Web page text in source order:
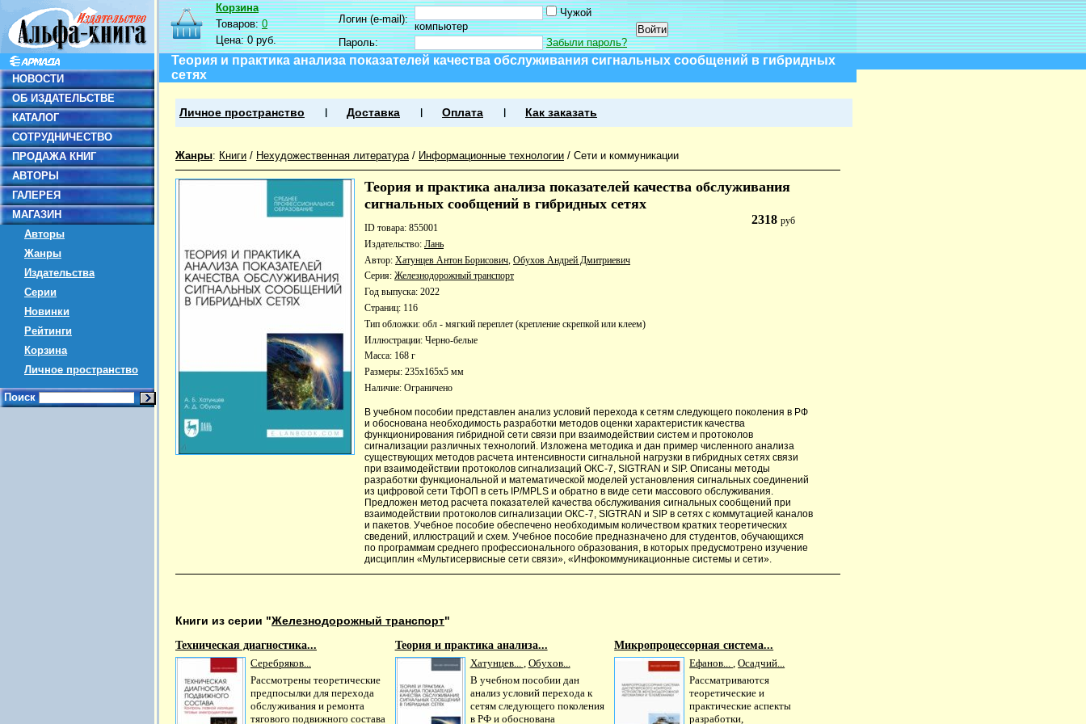
НОВОСТИ
ОБ ИЗДАТЕЛЬСТВЕ
КАТАЛОГ
СОТРУДНИЧЕСТВО
ПРОДАЖА КНИГ
АВТОРЫ
ГАЛЕРЕЯ
МАГАЗИН
Авторы
Жанры
Издательства
Серии
Новинки
Рейтинги
Корзина
Личное пространство
Поиск
Корзина
Товаров:0
Цена:0 руб.
Логин (e-mail):
Чужой
компьютер
Пароль:
Забыли пароль?
Теория и практика анализа показателей качества обслуживания сигнальных сообщений в гибридных
сетях
Личное пространство Доставка Оплата Как заказать
Жанры: Книги / Нехудожественная литература/ Информационные технологии / Сети и коммуникации
Теория и практика анализа показателей качества обслуживания
сигнальных сообщений в гибридных сетях
2318руб
ID товара: 855001
Издательство: Лань
Автор: Хатунцев Антон Борисович Обухов Андрей Дмитриевич
Серия: Железнодорожный транспорт
Год выпуска: 2022
Страниц: 116
Тип обложки: обл - мягкий переплет (крепление скрепкой или клеем)
Иллюстрации: Черно-белые
Масса: 168 г
Размеры: 235x165x5 мм
Наличие: Ограничено
В учебном пособии представлен анализ условий перехода к сетям следующего поколения в РФ
и обоснована необходимость разработки методов оценки характеристик качества
функционирования гибридной сети связи при взаимодействии систем и протоколов
сигнализации различных технологий. Изложена методика и дан пример численного анализа
существующих методов расчета интенсивности сигнальной нагрузки в гибридных сетях связи
при взаимодействии протоколов сигнализаций ОКС-7, SIGTRAN и SIP. Описаны методы
разработки функциональной и математической моделей установления сигнальных соединений
из цифровой сети ТфОП в сеть IP/MPLS и обратно в виде сети массового обслуживания.
Предложен метод расчета показателей качества обслуживания сигнальных сообщений при
взаимодействии протоколов сигнализации ОКС-7, SIGTRAN и SIP в сетях с коммутацией каналов
и пакетов. Учебное пособие обеспечено необходимым количеством кратких теоретических
сведений, иллюстраций и схем. Учебное пособие предназначено для студентов, обучающихся
по программам среднего профессионального образования, в которых предусмотрено изучение
дисциплин «Мультисервисные сети связи», «Инфокоммуникационные системы и сети».
Книги из серии "Железнодорожный транспорт"
Техническая диагностика...
Серебряков...
Рассмотрены теоретические
предпосылки для перехода
обслуживания и ремонта
тягового подвижного состава
Теория и практика анализа...
Хатунцев...
Обухов...
В учебном пособии дан
анализ условий перехода к
сетям следующего поколения
в РФ и обоснована
Микропроцессорная система...
Ефанов...
,Осадчий...
Рассматриваются
теоретические и
практические аспекты
разработки,